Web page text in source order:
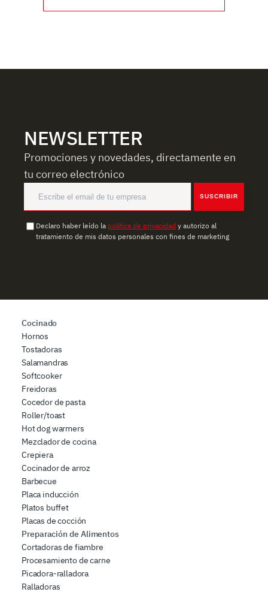
NEWSLETTER
Promociones y novedades, directamente en
tu correo electrónico
SUSCRIBIR
Declaro haber leído la política de privacidad y autorizo al
tratamiento de mis datos personales con fines de marketing
Cocinado
Hornos
Tostadoras
Salamandras
Softcooker
Freidoras
Cocedor de pasta
Roller/toast
Hot dog warmers
Mezclador de cocina
Crepiera
Cocinador de arroz
Barbecue
Placa inducción
Platos buffet
Placas de cocción
Preparación de Alimentos
Cortadoras de fiambre
Procesamiento de carne
Picadora-ralladora
Ralladoras